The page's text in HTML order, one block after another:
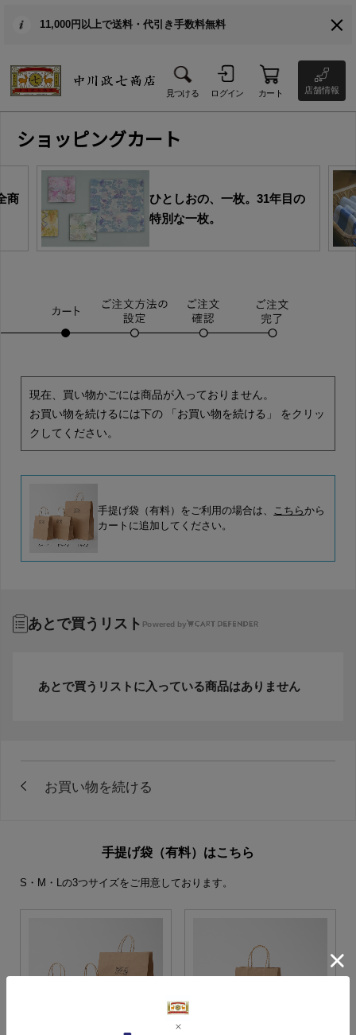
11,000円以上で送料・代引き手数料無料
見つける ログイン カート 店舗情報
ショッピングカート
商
ひとしおの、一枚。31年目の
特別な一枚。
現在、買い物かごには商品が入っておりません。
お買い物を続けるには下の 「お買い物を続ける」 をクリッ
クしてください。
手提げ袋（有料）をご利用の場合は、 こちらから
カートに追加してください。
あとで買うリスト Powered by
あとで買うリストに入っている商品はありません
手提げ袋（有料）はこちら
S・M・Lの3つサイズをご用意しております。